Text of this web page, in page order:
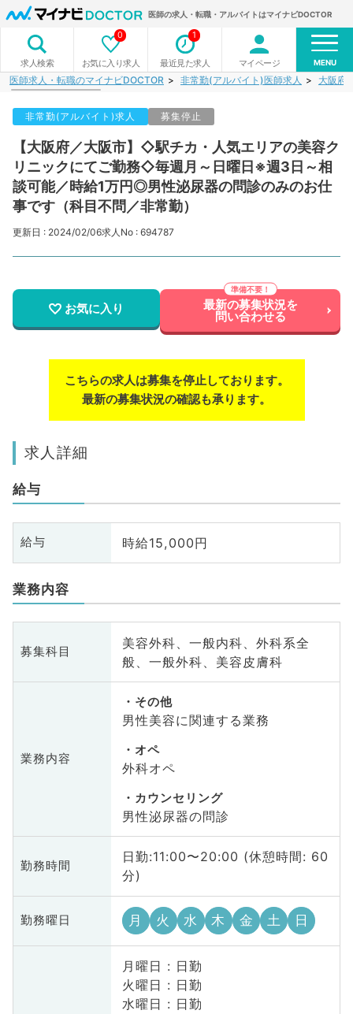
医師の求人・転職・アルバイトはマイナビDOCTOR
求人検索 お気に入り求人
0
最近見た求人
1
マイページ MENU
医師求人・転職のマイナビDOCTOR 非常勤(アルバイト)医師求人 大阪府
非常勤(アルバイト)求人 募集停止
【大阪府／大阪市】◇駅チカ・人気エリアの美容ク
リニックにてご勤務◇毎週月～日曜日※週3日～相
談可能／時給1万円◎男性泌尿器の問診のみのお仕
事です（科目不問／非常勤）
更新日 : 2024/02/06求人No : 694787
お気に入り 最新の募集状況を
問い合わせる
こちらの求人は募集を停止しております。
最新の募集状況の確認も承ります。
求人詳細
給与
給与 時給15,000円
業務内容
募集科目
美容外科、一般内科、外科系全
般、一般外科、美容皮膚科
業務内容
その他
男性美容に関連する業務
オペ
外科オペ
カウンセリング
男性泌尿器の問診
勤務時間
日勤:11:00〜20:00 (休憩時間: 60
分)
勤務曜日 月 火 水 木 金 土 日
月曜日 : 日勤
火曜日 : 日勤
水曜日 : 日勤